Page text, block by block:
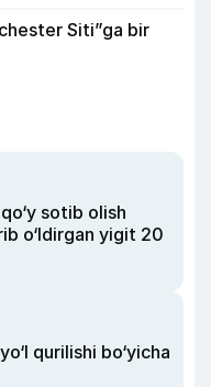
Siti”ga bir
sotib olish
o‘ldirgan yigit 20
qurilishi bo‘yicha